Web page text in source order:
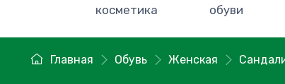
косметика
обуви
Главная Обувь Женская